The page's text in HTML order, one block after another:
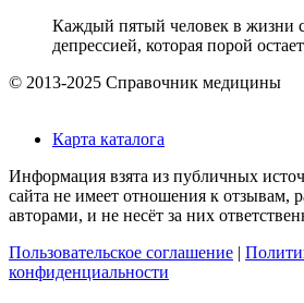
Каждый пятый человек в жизни
депрессией, которая порой
© 2013-2025 Справочник медицины
Карта каталога
Информация взята из публичных
сайта не имеет отношения к отзывам,
авторами, и не несёт за них
Пользовательское соглашение
конфиденциальности